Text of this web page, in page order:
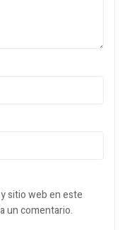
sitio web en este
un comentario.